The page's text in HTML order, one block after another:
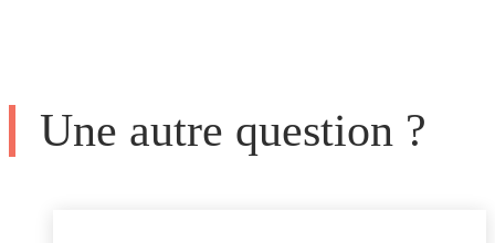
Une autre question ?